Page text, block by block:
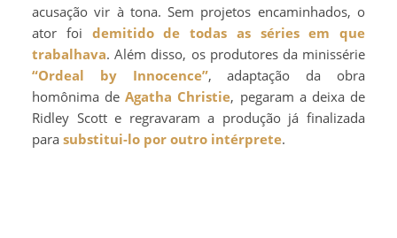
acusação vir à tona. Sem projetos encaminhados, o
ator foi demitido de todas as séries em que
trabalhava. Além disso, os produtores da minissérie
“Ordeal by Innocence”, adaptação da obra
homônima deAgatha Christie, pegaram a deixa de
Ridley Scott e regravaram a produção já finalizada
para substitui-lo por outro intérprete.